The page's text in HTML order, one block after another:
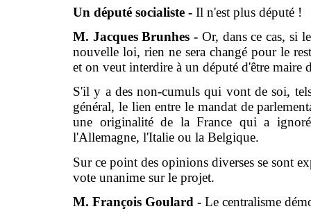
Un député socialiste - Il n'est plus député !
M. Jacques Brunhes - Or, dans ce cas, si
nouvelle loi, rien ne sera changé pour le
et on veut interdire à un député d'être
S'il y a des non-cumuls qui vont de soi,
général, le lien entre le mandat de
une originalité de la France qui a
l'Allemagne, l'Italie ou la Belgique.
Sur ce point des opinions diverses se sont
vote unanime sur le projet.
M. François Goulard - Le centralisme